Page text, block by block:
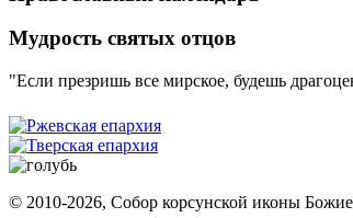
Мудрость святых отцов
"Если презришь все мирское, будешь
© 2010-2026, Собор корсунской иконы